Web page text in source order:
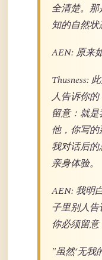
全清楚。
知的自然状
AEN: 原来
Thusness:
人告诉你
留意：就
他，你写
我对话后
亲身体验。
AEN: 我明
子里别人
你必须留意
"虽然‘无我